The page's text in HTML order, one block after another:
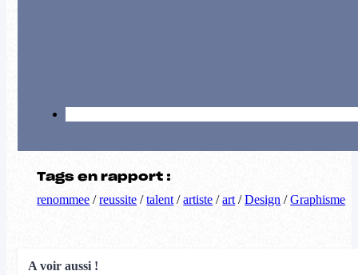
Tags en rapport :
renommee /reussite /talent/artiste /art/Design /Graphisme
A voir aussi !